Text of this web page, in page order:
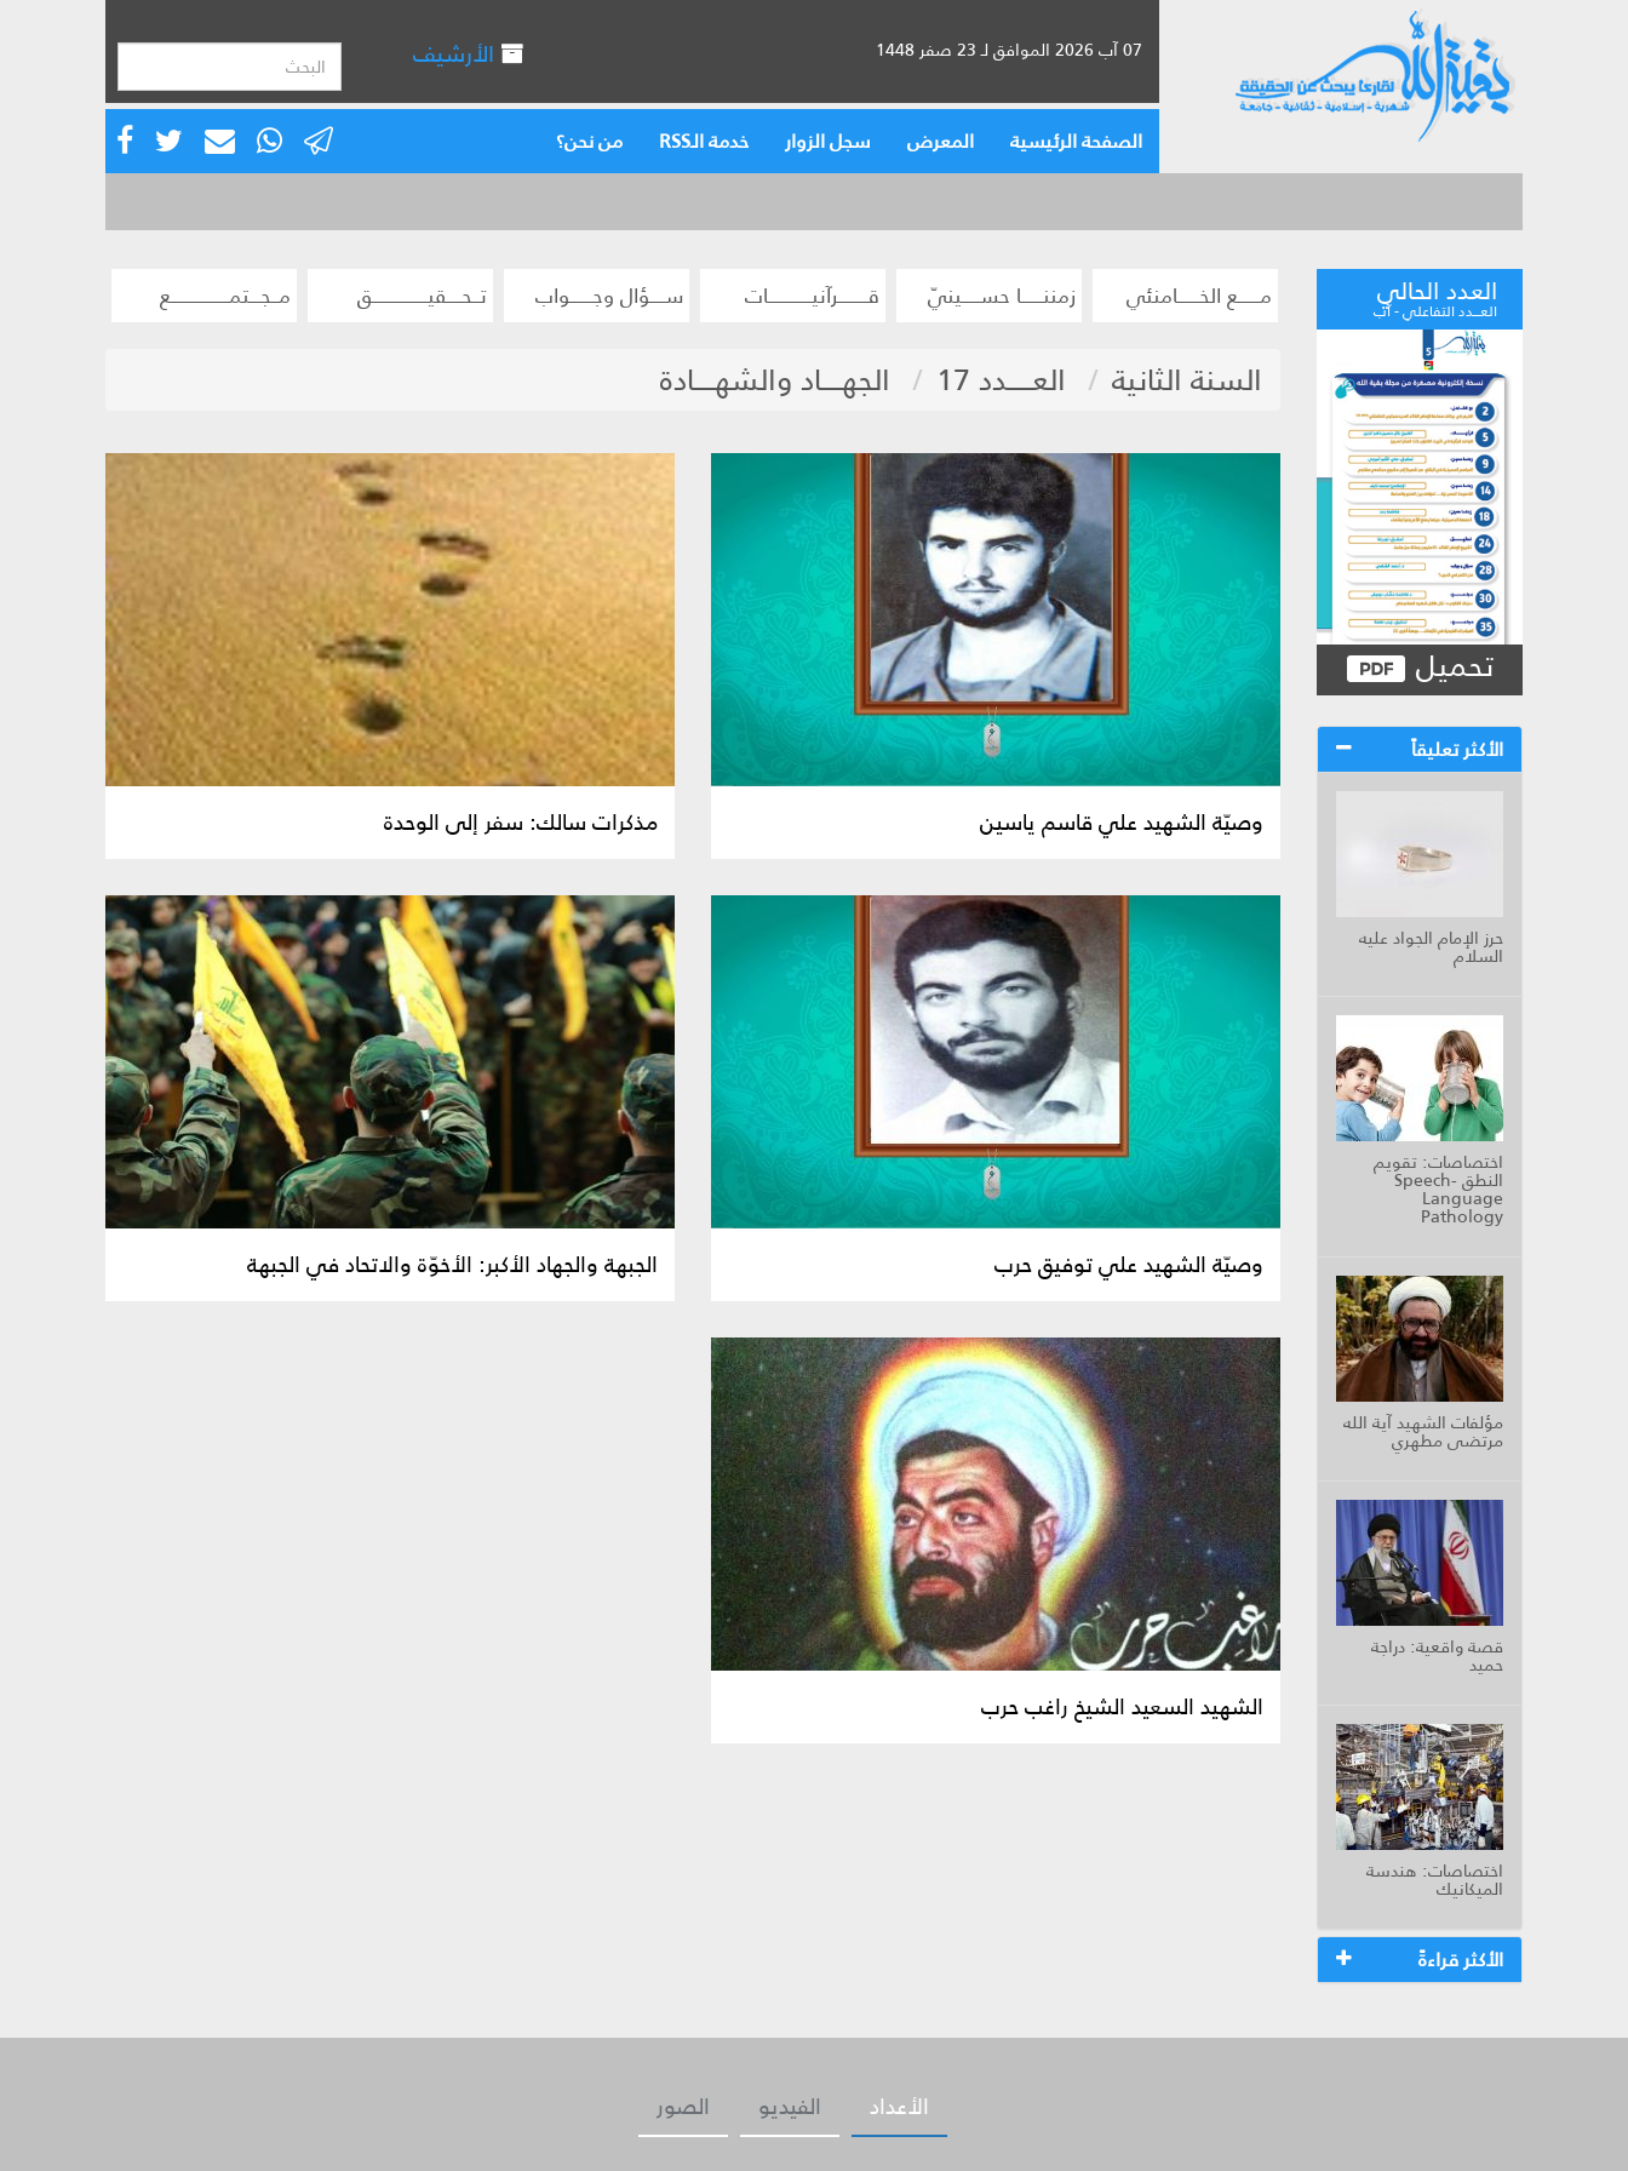
07 آب 2026 الموافق لـ 23 صفر 1448 الأرشيف
الصفحة الرئيسية المعرض سجل الزوار خدمة الـRSS من نحن؟
العدد الحالي
العـــدد التفاعلي - آب
تحميل
الأكثر تعليقاً
حرز الإمام الجواد عليه
السلام
اختصاصات: تقويم
النطق Speech-
Language
Pathology
مؤلفات الشهيد آية الله
مرتضى مطهري
قصة واقعية: دراجة
حميد
اختصاصات: هندسة
الميكانيك
الأكثر قراءةً
مــــــع الخــــــامنئي زمننــــــا حســـــينيّ قــــــــرآنيــــــــــــات ســــؤال وجــــــواب تــحــــقيـــــــــــــــق مــجـــتمــــــــــــــــع
السنة الثانية العـــــدد 17 الجهــــاد والشهــــادة
وصيّة الشهيد علي قاسم ياسين مذكرات سالك: سفر إلى الوحدة
وصيّة الشهيد علي توفيق حرب الجبهة والجهاد الأكبر: الأخوّة والاتحاد في الجبهة
الشهيد السعيد الشيخ راغب حرب
الصور الفيديو الأعداد